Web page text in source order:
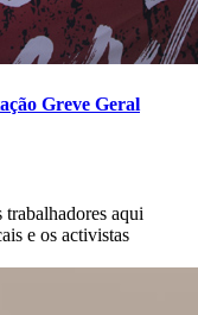
Greve Geral
trabalhadores aqui
e os activistas